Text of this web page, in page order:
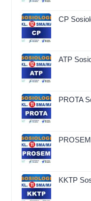
CP
ATP
PROTA
KKTP